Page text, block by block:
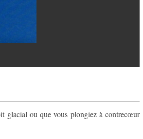
glacial ou que vous plongiez à contrecœur